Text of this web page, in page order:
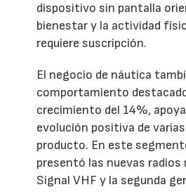
dispositivo sin pantalla
bienestar y la actividad
requiere suscripción.
El negocio de náutica
comportamiento
crecimiento del 14%,
evolución positiva de
producto. En este
presentó las nuevas radios
Signal VHF y la segunda